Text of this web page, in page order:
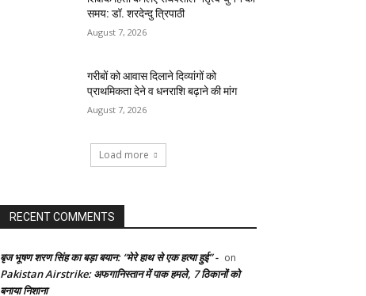
समय: डॉ. शरदेन्दु त्रिपाठी
August 7, 2026
गरीबों को आवास दिलाने दिव्यांगों को
प्राथमिकता देने व धनराशि बढ़ाने की मांग
August 7, 2026
Load more
RECENT COMMENTS
बृज भूषण शरण सिंह का बड़ा बयान: “मेरे हाथ से एक हत्या हुई” - on
Pakistan Airstrike: अफगानिस्तान में पाक हमले, 7 ठिकानों को
बनाया निशाना